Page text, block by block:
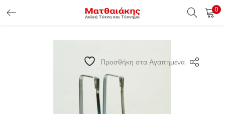
0
Προσθήκη στα Αγαπημένα
ΕΊΣΟΔΟΣ ΠΕΛΑΤΏΝ